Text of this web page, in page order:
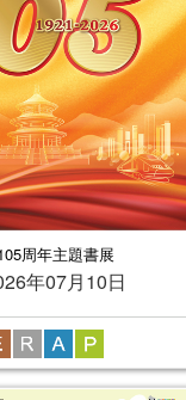
周年主題書展
年07月10日